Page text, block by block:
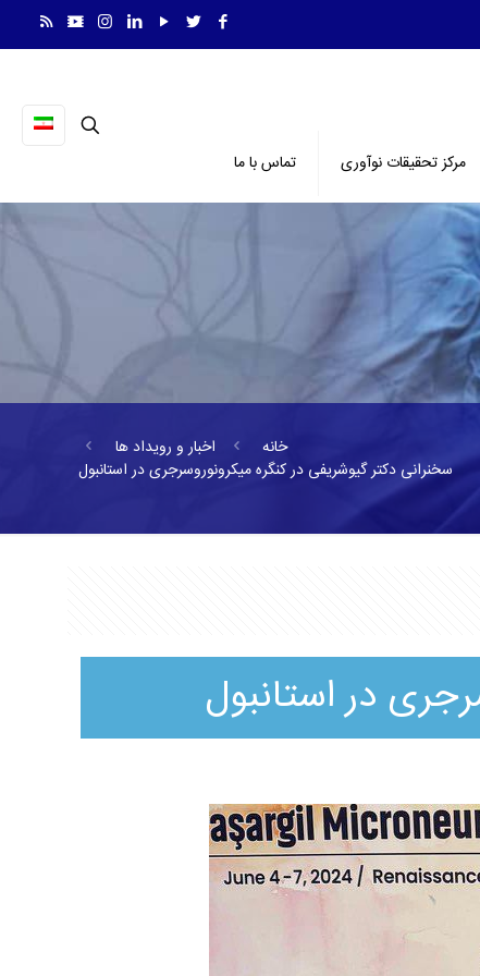
مرکز تحقیقات نوآوری تماس با ما
خانه
اخبار و رویداد ها
سخنرانی دکتر گیوشریفی در کنگره میکرونوروسرجری در استانبول
در استانبول